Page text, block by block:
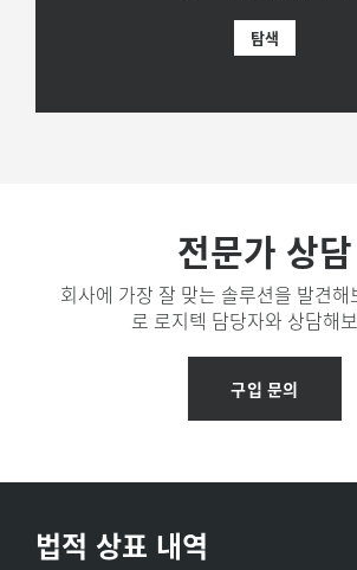
탐색
전문가 상담
회사에 가장 잘 맞는 솔루션을 발견
로 로지텍 담당자와 상담해
구입 문의
법적 상표 내역